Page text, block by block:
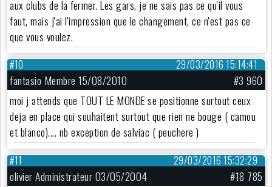
aux clubs de la fermer. Les gars, je ne sais pas ce qu'il vous
faut, mais j'ai l'impression que le changement, ce n'est pas ce
que vous voulez.
29/03/2016 15:14:41
#10
fantasio Membre 15/08/2010
#3 960
moi j attends que TOUT LE MONDE se positionne surtout ceux
deja en place qui souhaitent surtout que rien ne bouge ( camou
et blanco).... nb exception de salviac ( peuchere )
29/03/2016 15:32:29
#11
olivier Administrateur 03/05/2004
#18 785